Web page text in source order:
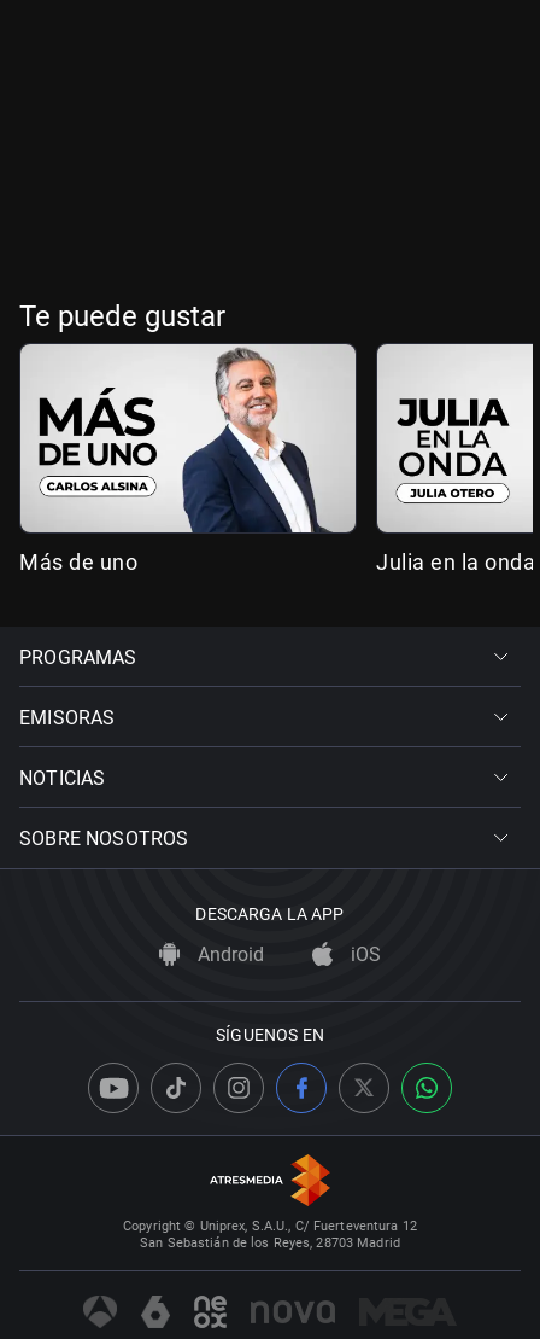
Te puede gustar
Más de uno Julia en la onda
PROGRAMAS
EMISORAS
NOTICIAS
SOBRE NOSOTROS
DESCARGA LA APP
Android iOS
SÍGUENOS EN
Copyright © Uniprex, S.A.U., C/ Fuerteventura 12
San Sebastián de los Reyes, 28703 Madrid